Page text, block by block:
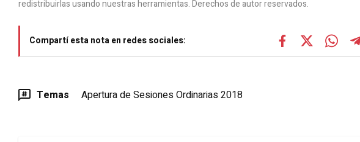
redistribuirlas usando nuestras herramientas. Derechos de autor reservados.
Compartí esta nota en redes sociales:
Temas Apertura de Sesiones Ordinarias 2018